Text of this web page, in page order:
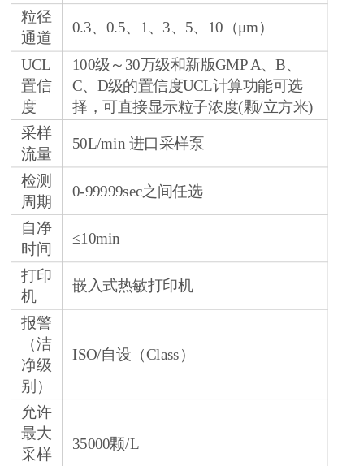
粒径
通道
0.3、0.5、1、3、5、10（μm）
UCL
置信
度
100级～30万级和新版GMP A、B、
C、D级的置信度UCL计算功能可选
择，可直接显示粒子浓度(颗/立方米)
采样
流量
50L/min 进口采样泵
检测
周期
0-99999sec之间任选
自净
时间
≤10min
打印
机
嵌入式热敏打印机
报警
（洁
净级
别）
ISO/自设（Class）
允许
最大
采样
35000颗/L